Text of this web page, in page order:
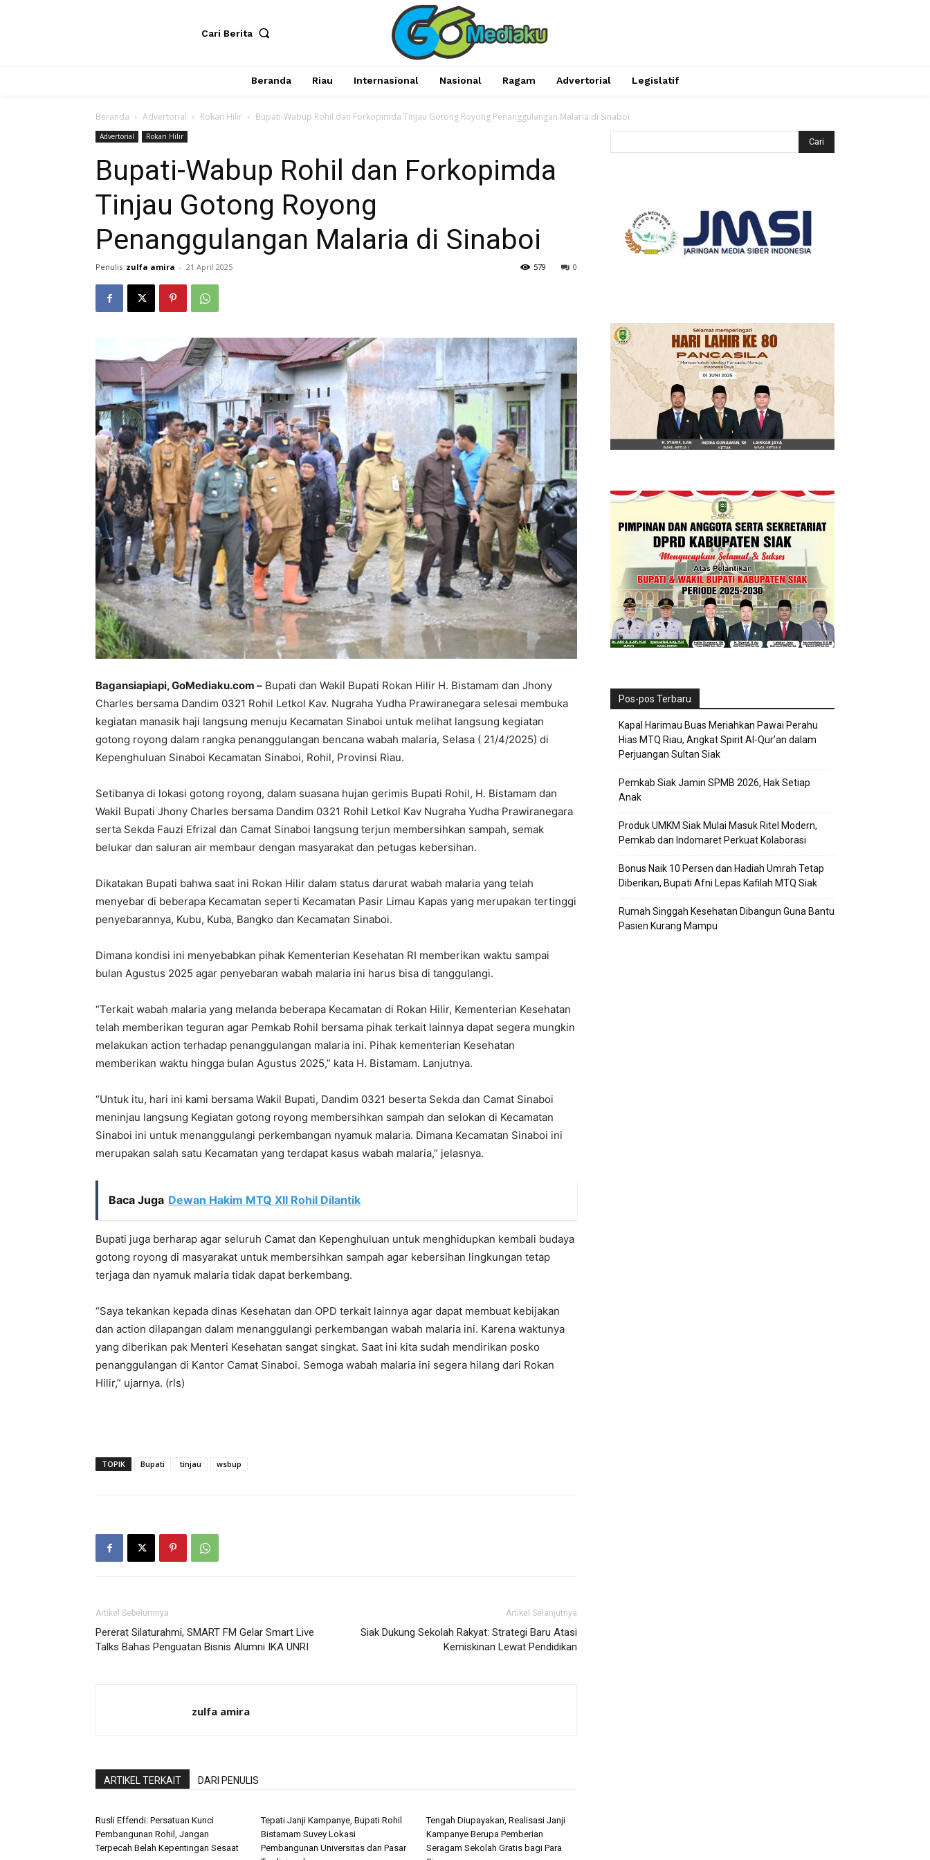
Cari Berita
Beranda Riau Internasional Nasional Ragam Advertorial Legislatif
Beranda Advertorial Rokan Hilir Bupati-Wabup Rohil dan Forkopimda Tinjau Gotong Royong Penanggulangan Malaria di Sinaboi
Advertorial Rokan Hilir
Bupati-Wabup Rohil dan Forkopimda
Tinjau Gotong Royong
Penanggulangan Malaria di Sinaboi
Penulis zulfa amira - 21 April 2025 0
579
Bagansiapiapi, GoMediaku.com – Bupati dan Wakil Bupati Rokan Hilir H. Bistamam dan Jhony
Charles bersama Dandim 0321 Rohil Letkol Kav. Nugraha Yudha Prawiranegara selesai membuka
kegiatan manasik haji langsung menuju Kecamatan Sinaboi untuk melihat langsung kegiatan
gotong royong dalam rangka penanggulangan bencana wabah malaria, Selasa ( 21/4/2025) di
Kepenghuluan Sinaboi Kecamatan Sinaboi, Rohil, Provinsi Riau.
Setibanya di lokasi gotong royong, dalam suasana hujan gerimis Bupati Rohil, H. Bistamam dan
Wakil Bupati Jhony Charles bersama Dandim 0321 Rohil Letkol Kav Nugraha Yudha Prawiranegara
serta Sekda Fauzi Efrizal dan Camat Sinaboi langsung terjun membersihkan sampah, semak
belukar dan saluran air membaur dengan masyarakat dan petugas kebersihan.
Dikatakan Bupati bahwa saat ini Rokan Hilir dalam status darurat wabah malaria yang telah
menyebar di beberapa Kecamatan seperti Kecamatan Pasir Limau Kapas yang merupakan tertinggi
penyebarannya, Kubu, Kuba, Bangko dan Kecamatan Sinaboi.
Dimana kondisi ini menyebabkan pihak Kementerian Kesehatan RI memberikan waktu sampai
bulan Agustus 2025 agar penyebaran wabah malaria ini harus bisa di tanggulangi.
“Terkait wabah malaria yang melanda beberapa Kecamatan di Rokan Hilir, Kementerian Kesehatan
telah memberikan teguran agar Pemkab Rohil bersama pihak terkait lainnya dapat segera mungkin
melakukan action terhadap penanggulangan malaria ini. Pihak kementerian Kesehatan
memberikan waktu hingga bulan Agustus 2025,” kata H. Bistamam. Lanjutnya.
“Untuk itu, hari ini kami bersama Wakil Bupati, Dandim 0321 beserta Sekda dan Camat Sinaboi
meninjau langsung Kegiatan gotong royong membersihkan sampah dan selokan di Kecamatan
Sinaboi ini untuk menanggulangi perkembangan nyamuk malaria. Dimana Kecamatan Sinaboi ini
merupakan salah satu Kecamatan yang terdapat kasus wabah malaria,” jelasnya.
Baca Juga Dewan Hakim MTQ XII Rohil Dilantik
Bupati juga berharap agar seluruh Camat dan Kepenghuluan untuk menghidupkan kembali budaya
gotong royong di masyarakat untuk membersihkan sampah agar kebersihan lingkungan tetap
terjaga dan nyamuk malaria tidak dapat berkembang.
“Saya tekankan kepada dinas Kesehatan dan OPD terkait lainnya agar dapat membuat kebijakan
dan action dilapangan dalam menanggulangi perkembangan wabah malaria ini. Karena waktunya
yang diberikan pak Menteri Kesehatan sangat singkat. Saat ini kita sudah mendirikan posko
penanggulangan di Kantor Camat Sinaboi. Semoga wabah malaria ini segera hilang dari Rokan
Hilir,” ujarnya. (rls)
TOPIK Bupati tinjau wsbup
Artikel Sebelumnya
Pererat Silaturahmi, SMART FM Gelar Smart Live
Talks Bahas Penguatan Bisnis Alumni IKA UNRI
Artikel Selanjutnya
Siak Dukung Sekolah Rakyat: Strategi Baru Atasi
Kemiskinan Lewat Pendidikan
zulfa amira
ARTIKEL TERKAIT DARI PENULIS
Rusli Effendi: Persatuan Kunci
Pembangunan Rohil, Jangan
Terpecah Belah Kepentingan Sesaat
Tepati Janji Kampanye, Bupati Rohil
Bistamam Suvey Lokasi
Pembangunan Universitas dan Pasar
Tengah Diupayakan, Realisasi Janji
Kampanye Berupa Pemberian
Seragam Sekolah Gratis bagi Para
Pos-pos Terbaru
Kapal Harimau Buas Meriahkan Pawai Perahu
Hias MTQ Riau, Angkat Spirit Al-Qur’an dalam
Perjuangan Sultan Siak
Pemkab Siak Jamin SPMB 2026, Hak Setiap
Anak
Produk UMKM Siak Mulai Masuk Ritel Modern,
Pemkab dan Indomaret Perkuat Kolaborasi
Bonus Naik 10 Persen dan Hadiah Umrah Tetap
Diberikan, Bupati Afni Lepas Kafilah MTQ Siak
Rumah Singgah Kesehatan Dibangun Guna Bantu
Pasien Kurang Mampu